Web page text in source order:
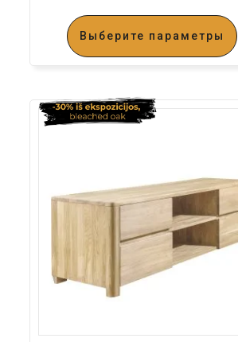
Выберите параметры